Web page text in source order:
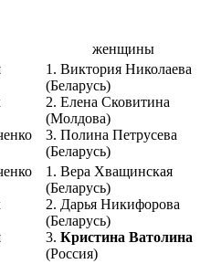
женщины
1. Виктория Николаева
(Беларусь)
2. Елена Сковитина
(Молдова)
3. Полина Петрусева
(Беларусь)
1. Вера Хващинская
(Беларусь)
2. Дарья Никифорова
(Беларусь)
3. Кристина Ватолина
(Россия)